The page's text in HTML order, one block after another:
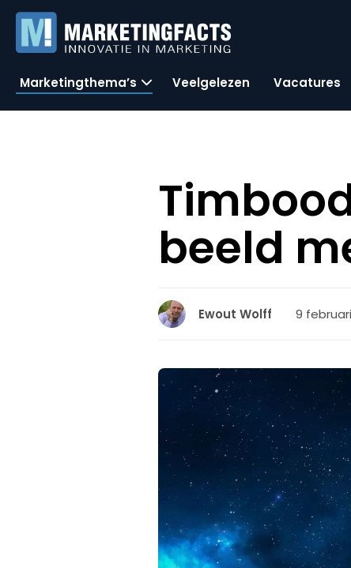
Marketingthema’s Veelgelezen Vacatures
beeld
Ewout Wolff 9